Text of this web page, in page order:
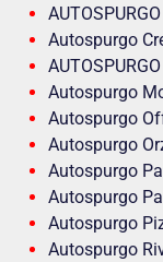
Autospurgo
AUTOSPURGO
Autospurgo
Autospurgo
Autospurgo
Autospurgo
Autospurgo
Autospurgo
Autospurgo